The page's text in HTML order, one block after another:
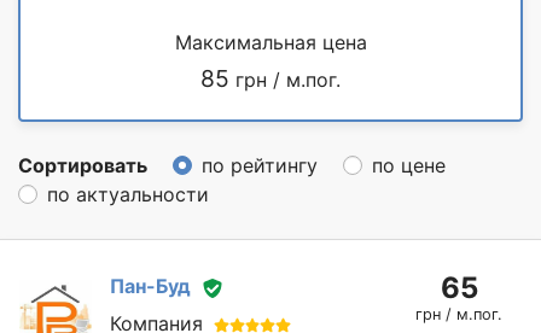
Максимальная цена
85 грн / м.пог.
Сортировать по рейтингу
по цене
по актуальности
Пан-Буд
Компания
65
грн / м.пог.